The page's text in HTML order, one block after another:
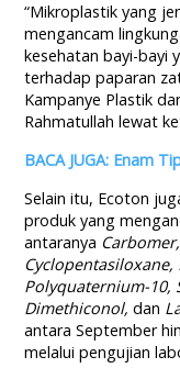
“Mikroplastik yang
mengancam
kesehatan bayi-bayi
terhadap paparan
Kampanye Plastik
Rahmatullah lewat
BACA JUGA: Enam
Selain itu, Ecoton
produk yang
antaranya
Cyclopentasiloxane,
Polyquaternium-10,
Dimethiconol,dan
antara September
melalui pengujian